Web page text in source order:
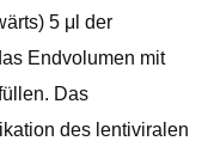
5 μl der
Endvolumen mit
Das
des lentiviralen